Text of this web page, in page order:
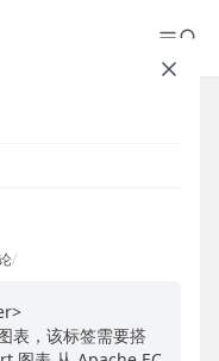
表
/
表，该标签需要搭